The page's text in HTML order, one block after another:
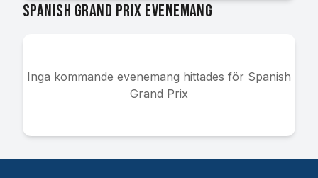
Spanish Grand Prix evenemang
Inga kommande evenemang hittades för Spanish
Grand Prix